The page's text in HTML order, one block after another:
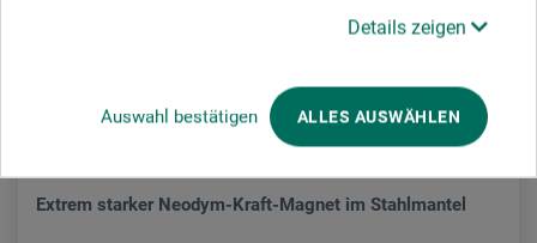
Details zeigen
Auswahl bestätigen ALLES AUSWÄHLEN
Extrem starker Neodym-Kraft-Magnet im Stahlmantel